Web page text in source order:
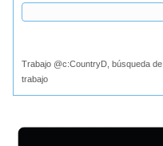
Trabajo @c:CountryD, búsqueda de
trabajo